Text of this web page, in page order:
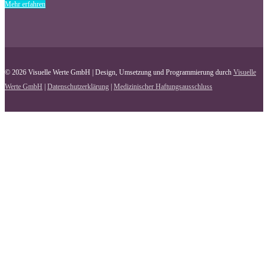
Mehr erfahren
© 2026 Visuelle Werte GmbH | Design, Umsetzung und Programmierung durch Visuelle
Werte GmbH | Datenschutzerklärung | Medizinischer Haftungsausschluss